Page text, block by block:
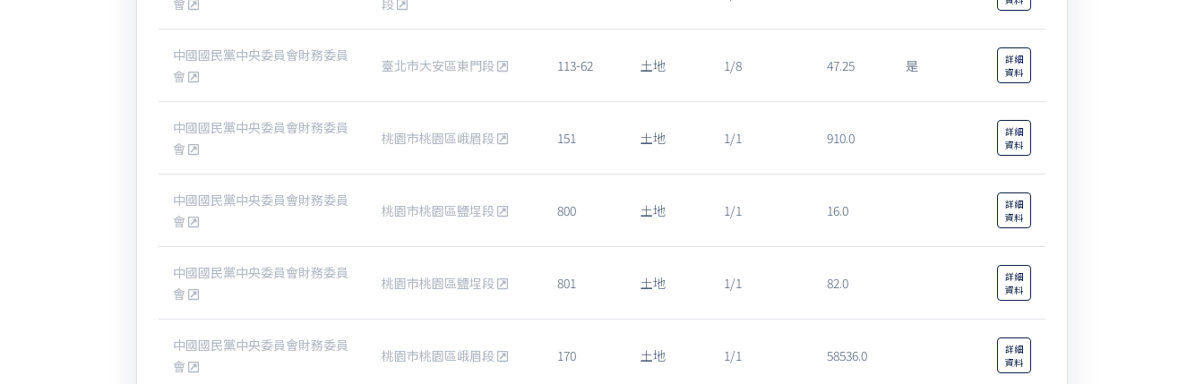
會
段
中國國民黨中央委員會財務委員
會
臺北市大安區東門段 113-62 土地 1/8 47.25 是
詳細
資料
中國國民黨中央委員會財務委員
會
桃園市桃園區峨眉段 151 土地 1/1 910.0
詳細
資料
中國國民黨中央委員會財務委員
會
桃園市桃園區鹽埕段 800 土地 1/1 16.0
詳細
資料
中國國民黨中央委員會財務委員
會
桃園市桃園區鹽埕段 801 土地 1/1 82.0
詳細
資料
中國國民黨中央委員會財務委員
會
桃園市桃園區峨眉段 170 土地 1/1 58536.0
詳細
資料